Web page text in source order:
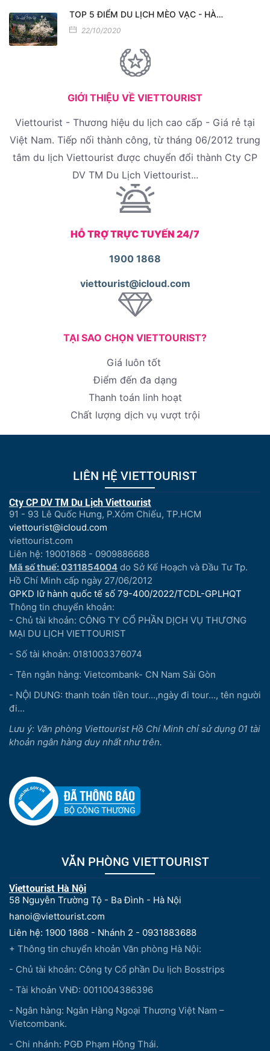
TOP 5 ĐIỂM DU LỊCH MÈO VẠC - HÀ…
22/10/2020
GIỚI THIỆU VỀ VIETTOURIST
Viettourist - Thương hiệu du lịch cao cấp - Giá rẻ tại
Việt Nam. Tiếp nối thành công, từ tháng 06/2012 trung
tâm du lịch Viettourist được chuyển đổi thành Cty CP
DV TM Du Lịch Viettourist...
HỖ TRỢ TRỰC TUYẾN 24/7
1900 1868
viettourist@icloud.com
TẠI SAO CHỌN VIETTOURIST?
Giá luôn tốt
Điểm đến đa dạng
Thanh toán linh hoạt
Chất lượng dịch vụ vượt trội
LIÊN HỆ VIETTOURIST
Cty CP DV TM Du Lịch Viettourist
91 - 93 Lê Quốc Hưng, P.Xóm Chiếu, TP.HCM
viettourist@icloud.com
viettourist.com
Liên hệ: 19001868 - 0909886688
Mã số thuế: 0311854004 do Sở Kế Hoạch và Đầu Tư Tp.
Hồ Chí Minh cấp ngày 27/06/2012
GPKD lữ hành quốc tế số 79-400/2022/TCDL-GPLHQT
Thông tin chuyển khoản:
- Chủ tài khoản: CÔNG TY CỔ PHẦN DỊCH VỤ THƯƠNG
MẠI DU LỊCH VIETTOURIST
- Số tài khoản: 0181003376074
- Tên ngân hàng: Vietcombank- CN Nam Sài Gòn
- NỘI DUNG: thanh toán tiền tour...,ngày đi tour..., tên người
đi...
Lưu ý: Văn phòng Viettourist Hồ Chí Minh chỉ sử dụng 01 tài
khoản ngân hàng duy nhất như trên.
VĂN PHÒNG VIETTOURIST
Viettourist Hà Nội
58 Nguyễn Trường Tộ - Ba Đình - Hà Nội
hanoi@viettourist.com
Liên hệ: 1900 1868 - Nhánh 2 - 0931883688
+ Thông tin chuyển khoản Văn phòng Hà Nội:
- Chủ tài khoản: Công ty Cổ phần Du lịch Bosstrips
- Tài khoản VNĐ: 0011004386396
- Ngân hàng: Ngân Hàng Ngoại Thương Việt Nam –
Vietcombank.
- Chi nhánh: PGĐ Phạm Hồng Thái.